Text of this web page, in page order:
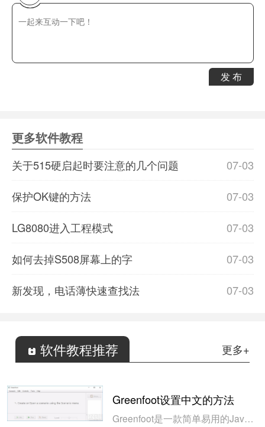
发 布
更多软件教程
07-03
关于515硬启起时要注意的几个问题
07-03
保护OK键的方法
07-03
LG8080进入工程模式
07-03
如何去掉S508屏幕上的字
07-03
新发现，电话薄快速查找法
软件教程推荐 更多+
Greenfoot设置中文的方法
Greenfoot是一款简单易用的Java开发环境，该软件界面清爽简约，既可以作为一个开发框使用，也能够作为集成开发环境使用，操作起来十分简单。这款软件支持多种语言，但是默认的语言是英文，因此将该软件下载到电脑上的时候，会发现软件的界面语言是英文版本的，这对于英语基础较差的朋友来说，使用这款软件就会...